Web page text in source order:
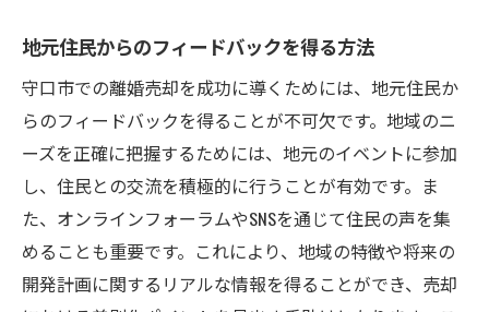
地元住民からのフィードバックを得る方法
守口市での離婚売却を成功に導くためには、地元住民か
らのフィードバックを得ることが不可欠です。地域のニ
ーズを正確に把握するためには、地元のイベントに参加
し、住民との交流を積極的に行うことが有効です。ま
た、オンラインフォーラムやSNSを通じて住民の声を集
めることも重要です。これにより、地域の特徴や将来の
開発計画に関するリアルな情報を得ることができ、売却